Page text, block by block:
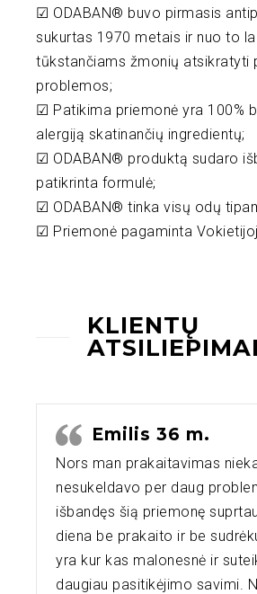
☑ ODABAN® buvo pirmasis
sukurtas 1970 metais ir nuo to
tūkstančiams žmonių atsikratyti
problemos;
☑ Patikima priemonė yra 100%
alergiją skatinančių ingredientų;
☑ ODABAN® produktą sudaro
patikrinta formulė;
☑ ODABAN® tinka visų odų
☑ Priemonė pagaminta
KLIENTŲ
ATSILIEPIMAI
Emilis 36 m.
Nors man prakaitavimas
nesukeldavo per daug
išbandęs šią priemonę
diena be prakaito ir be
yra kur kas malonesnė ir
daugiau pasitikėjimo savimi.